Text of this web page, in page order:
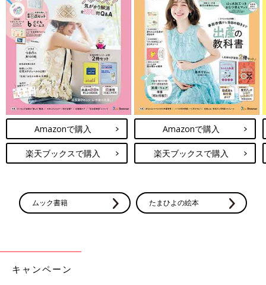
Amazonで購入
楽天ブックスで購入
Amazonで購入
楽天ブックスで購入
ムック書籍 たまひよの絵本
キャンペーン